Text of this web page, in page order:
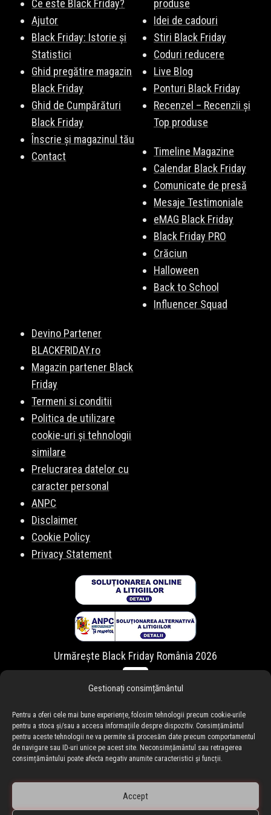
Gestionați consimțământul
Pentru a oferi cele mai bune experiențe, folosim tehnologii precum cookie-urile
pentru a stoca și/sau a accesa informațiile despre dispozitiv. Consimțământul
pentru aceste tehnologii ne va permite să procesăm date precum comportamentul
de navigare sau ID-uri unice pe acest site. Neconsimțământul sau retragerea
consimțământului poate afecta negativ anumite caracteristici și funcții.
Accept
Ce este Black Friday?
Ajutor
Black Friday: Istorie și
Statistici
Ghid pregătire magazin
Black Friday
Ghid de Cumpărături
Black Friday
Înscrie și magazinul tău
Contact
produse
Idei de cadouri
Stiri Black Friday
Coduri reducere
Live Blog
Ponturi Black Friday
Recenzel – Recenzii și
Top produse
Timeline Magazine
Calendar Black Friday
Comunicate de presă
Mesaje Testimoniale
eMAG Black Friday
Black Friday PRO
Crăciun
Halloween
Back to School
Influencer Squad
Devino Partener
BLACKFRIDAY.ro
Magazin partener Black
Friday
Termeni si conditii
Politica de utilizare
cookie-uri și tehnologii
similare
Prelucrarea datelor cu
caracter personal
ANPC
Disclaimer
Cookie Policy
Privacy Statement
Urmărește Black Friday România 2026